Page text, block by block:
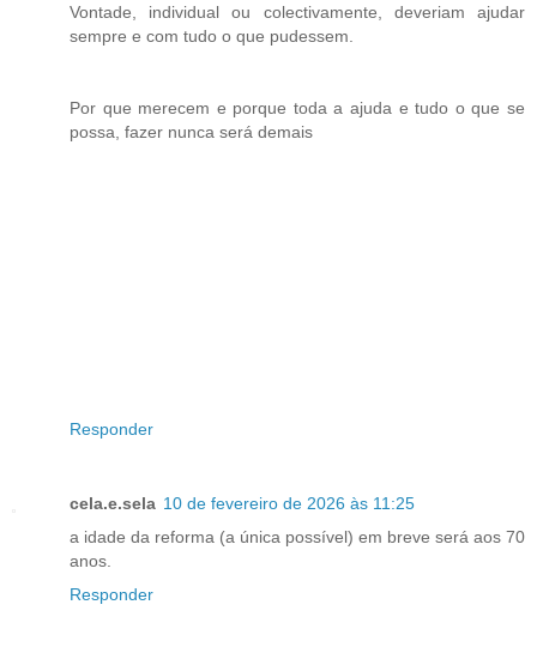
Vontade, individual ou colectivamente, deveriam ajudar
sempre e com tudo o que pudessem.
Por que merecem e porque toda a ajuda e tudo o que se
possa, fazer nunca será demais
Responder
cela.e.sela 10 de fevereiro de 2026 às 11:25
a idade da reforma (a única possível) em breve será aos 70
anos.
Responder